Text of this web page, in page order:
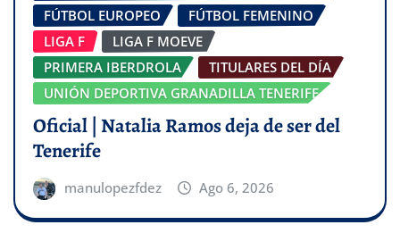
FÚTBOL EUROPEO
FÚTBOL FEMENINO
LIGA F
LIGA F MOEVE
PRIMERA IBERDROLA
TITULARES DEL DÍA
UNIÓN DEPORTIVA GRANADILLA TENERIFE
Oficial | Natalia Ramos deja de ser del
Tenerife
manulopezfdez Ago 6, 2026